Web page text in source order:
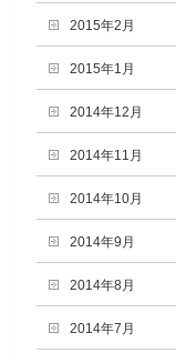
2015年2月
2015年1月
2014年12月
2014年11月
2014年10月
2014年9月
2014年8月
2014年7月